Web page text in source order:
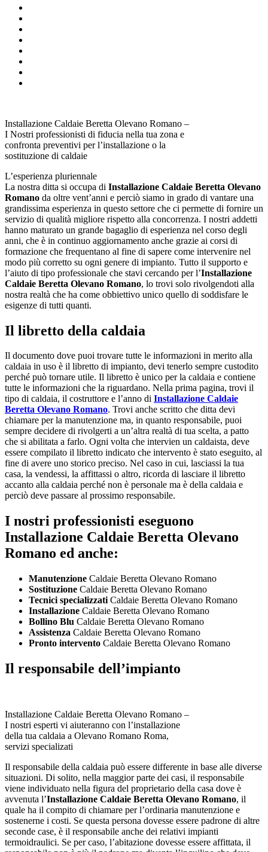
Installazione Caldaie Beretta Olevano Romano –
I Nostri professionisti di fiducia nella tua zona e
confronta preventivi per l’installazione o la
sostituzione di caldaie
L’esperienza pluriennale
La nostra ditta si occupa di Installazione Caldaie Beretta Olevano
Romano da oltre vent’anni e perciò siamo in grado di vantare una
grandissima esperienza in questo settore che ci permette di fornire un
servizio di qualità migliore rispetto alla concorrenza. I nostri addetti
hanno maturato un grande bagaglio di esperienza nel corso degli
anni, che è in continuo aggiornamento anche grazie ai corsi di
formazione che frequentano al fine di sapere come intervenire nel
modo più corretto su ogni genere di impianto. Tutto il supporto e
l’aiuto di tipo professionale che stavi cercando per l’Installazione
Caldaie Beretta Olevano Romano, lo trovi solo rivolgendoti alla
nostra realtà che ha come obbiettivo unico quello di soddisfare le
esigenze di tutti quanti.
Il libretto della caldaia
Il documento dove puoi trovare tutte le informazioni in merito alla
caldaia in uso è il libretto di impianto, devi tenerlo sempre custodito
perché può tornare utile. Il libretto è unico per la caldaia e contiene
tutte le informazioni che la riguardano. Nella prima pagina, trovi il
tipo di caldaia, il costruttore e l’anno di Installazione Caldaie
Beretta Olevano Romano. Trovi anche scritto che ditta devi
chiamare per la manutenzione ma, in quanto responsabile, puoi
sempre decidere di rivolgerti a un’altra realtà di tua scelta, a patto
che si abilitata a farlo. Ogni volta che intervien un caldaista, deve
essere compilato il libretto indicato che intervento è stato eseguito, al
fine di avere uno storico preciso. Nel caso in cui, lasciassi la tua
casa, la vendessi, la affittassi o altro, ricorda di lasciare il libretto
accanto alla caldaia perché non è personale ma è della caldaia e
perciò deve passare al prossimo responsabile.
I nostri professionisti eseguono
Installazione Caldaie Beretta Olevano
Romano ed anche:
Manutenzione Caldaie Beretta Olevano Romano
Sostituzione Caldaie Beretta Olevano Romano
Tecnici specializzati Caldaie Beretta Olevano Romano
Installazione Caldaie Beretta Olevano Romano
Bollino Blu Caldaie Beretta Olevano Romano
Assistenza Caldaie Beretta Olevano Romano
Pronto intervento Caldaie Beretta Olevano Romano
Il responsabile dell’impianto
Installazione Caldaie Beretta Olevano Romano –
I nostri esperti vi aiuteranno con l’installazione
della tua caldaia a Olevano Romano Roma,
servizi specializati
Il responsabile della caldaia può essere differente in base alle diverse
situazioni. Di solito, nella maggior parte dei casi, il responsabile
viene individuato nella figura del proprietario della casa dove è
avvenuta l’Installazione Caldaie Beretta Olevano Romano, il
quale ha il compito di chiamare per l’ordinaria manutenzione e
sostenerne i costi. Se questa persona dovesse essere padrone di altre
seconde case, è il responsabile anche dei relativi impianti
termoidraulici. Se per caso, l’abitazione dovesse essere affittata, il